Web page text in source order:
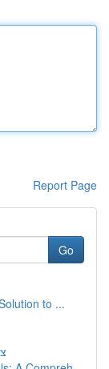
Report Page
Go
to ...